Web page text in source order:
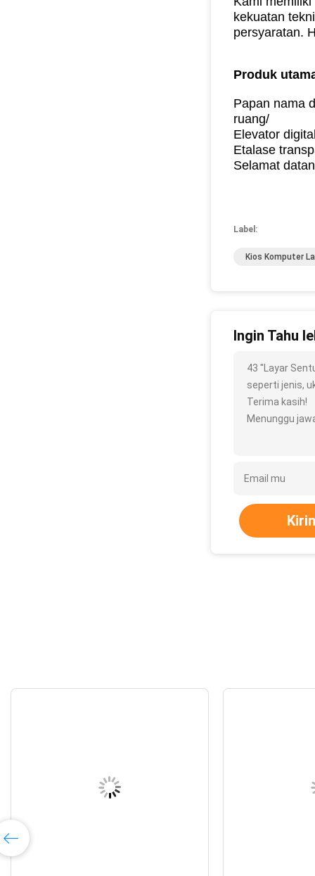
kekuatan
persyaratan.
Produk
Papan nama
ruang/
Elevator
Etalase
Selamat
Label:
Kios Komputer
Ingin Tahu
43 ''Layar
seperti jenis,
Terima kasih!
Menunggu